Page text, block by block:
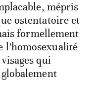
mépris
ostentatoire et
formellement
l’homosexualité
qui